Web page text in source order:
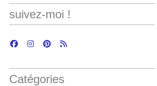
suivez-moi !
Catégories